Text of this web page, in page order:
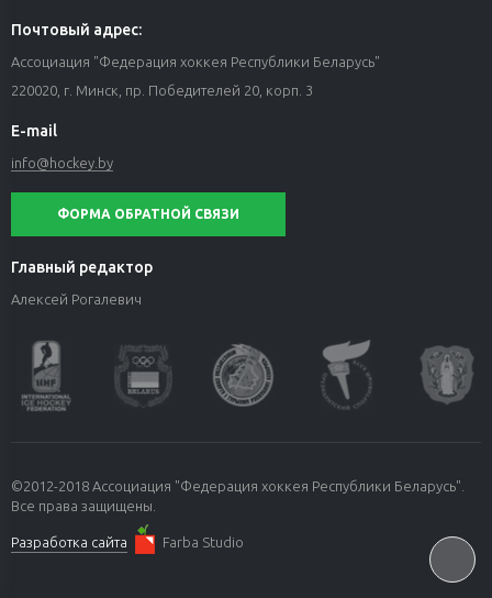
Почтовый адрес:
Ассоциация "Федерация хоккея Республики Беларусь"
220020, г. Минск, пр. Победителей 20, корп. 3
E-mail
info@hockey.by
ФОРМА ОБРАТНОЙ СВЯЗИ
Главный редактор
Алексей Рогалевич
©2012-2018 Ассоциация "Федерация хоккея Республики Беларусь".
Все права защищены.
Разработка сайта Farba Studio